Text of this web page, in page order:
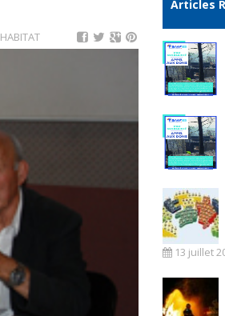
Articles
13 juillet